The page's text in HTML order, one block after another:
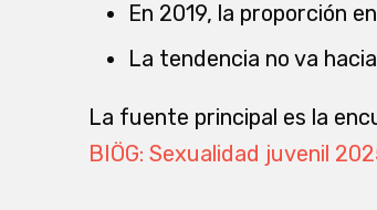
En 2019, la proporción
La tendencia no va
La fuente principal es la
BIÖG: Sexualidad juvenil